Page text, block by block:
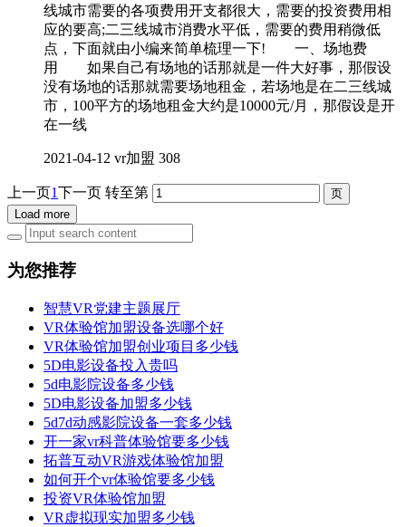
线城市需要的各项费用开支都很大，需要的投资费用相
应的要高;二三线城市消费水平低，需要的费用稍微低
点，下面就由小编来简单梳理一下! 一、场地费
用 如果自己有场地的话那就是一件大好事，那假设
没有场地的话那就需要场地租金，若场地是在二三线城
市，100平方的场地租金大约是10000元/月，那假设是开
在一线
2021-04-12 vr加盟 308
上一页1下一页 转至第
Load more
为您推荐
智慧VR党建主题展厅
VR体验馆加盟设备选哪个好
VR体验馆加盟创业项目多少钱
5D电影设备投入贵吗
5d电影院设备多少钱
5D电影设备加盟多少钱
5d7d动感影院设备一套多少钱
开一家vr科普体验馆要多少钱
拓普互动VR游戏体验馆加盟
如何开个vr体验馆要多少钱
投资VR体验馆加盟
VR虚拟现实加盟多少钱